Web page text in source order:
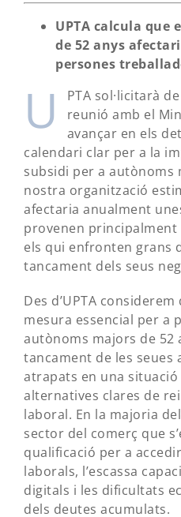
UPTA calcula que
de 52 anys
persones
U
PTA sol·licitarà
reunió amb el
avançar en els
calendari clar per a la
subsidi per a autònoms
nostra organització
afectaria anualment
provenen
els qui enfronten grans
tancament dels seus
Des d’UPTA
mesura essencial per a
autònoms majors de 52
tancament de les seues
atrapats en una
alternatives clares de
laboral. En la majoria
sector del comerç que
qualificació per a
laborals, l’escassa
digitals i les dificultats
dels deutes acumulats.